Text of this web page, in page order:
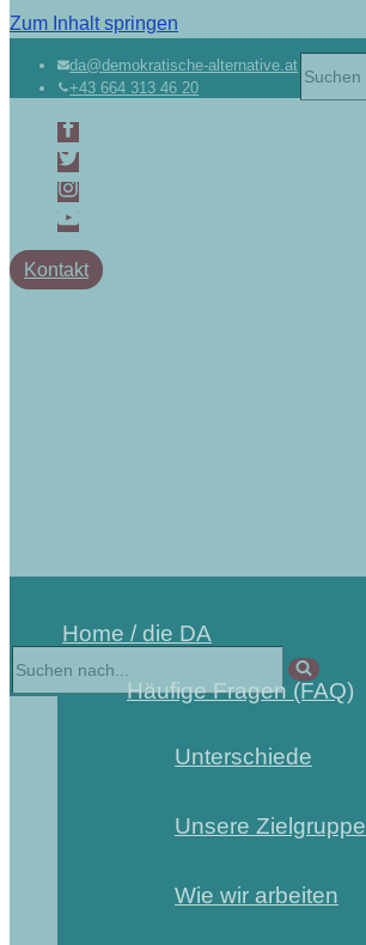
Zum Inhalt springen
da@demokratische-alternative.at
+43 664 313 46 20
Kontakt
Home / die DA
Häufige Fragen (FAQ)
Unterschiede
Unsere Zielgruppe
Wie wir arbeiten